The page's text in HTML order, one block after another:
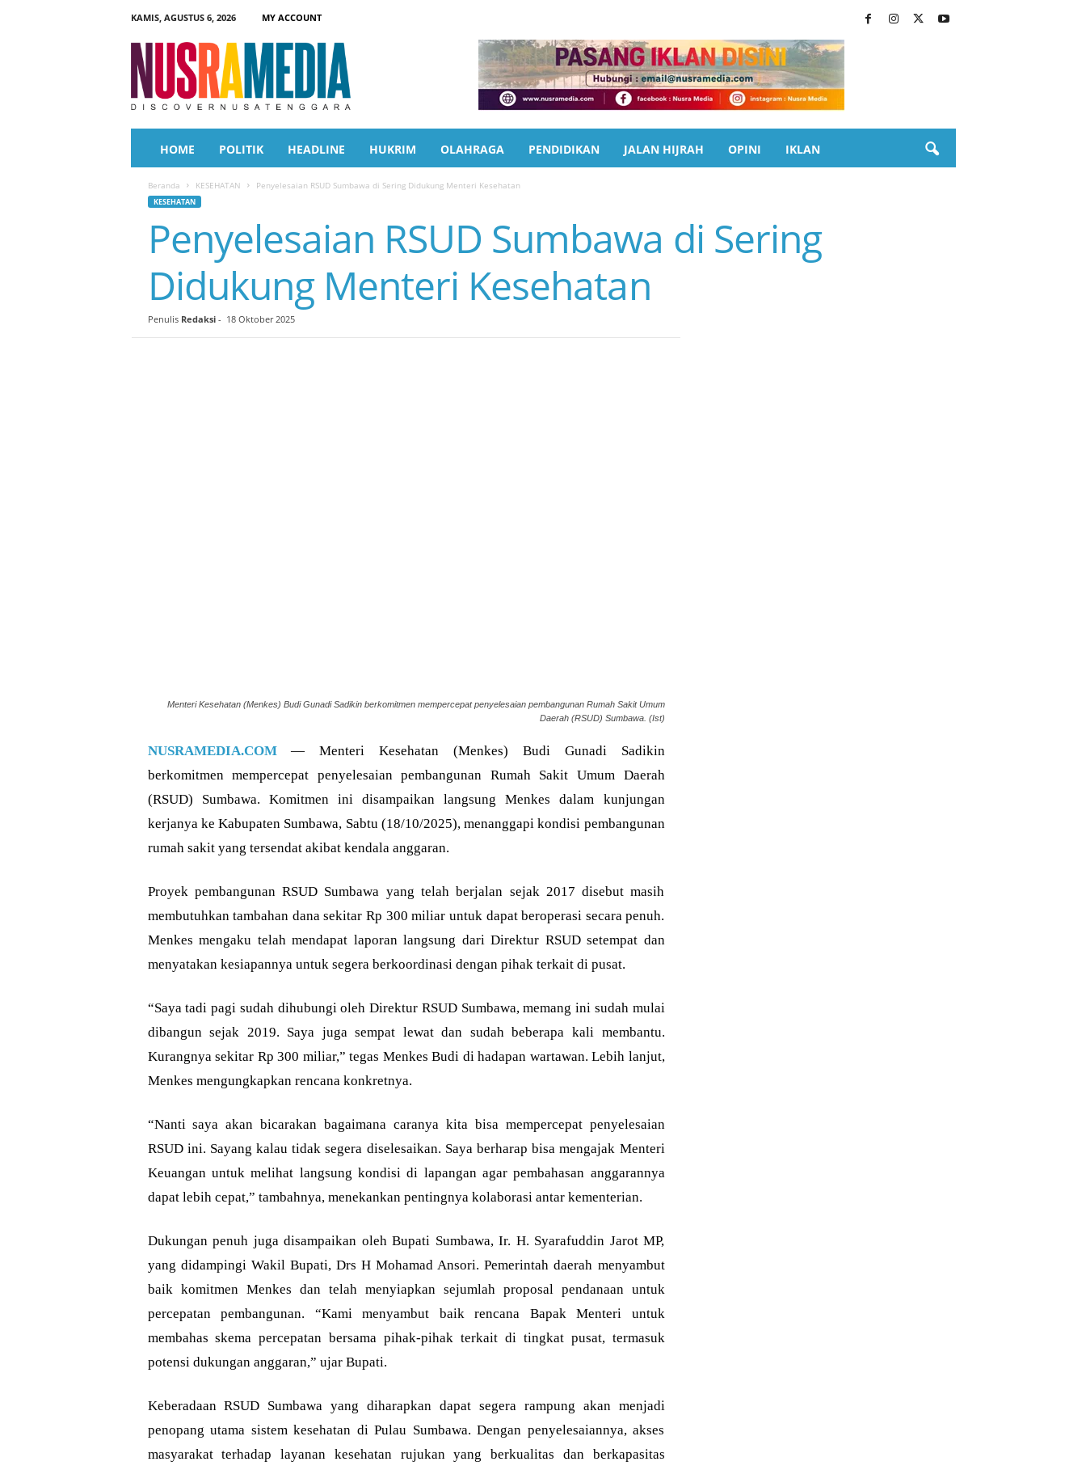
KAMIS, AGUSTUS 6, 2026
MY ACCOUNT
a
HOME POLITIK HEADLINE HUKRIM OLAHRAGA PENDIDIKAN JALAN HIJRAH OPINI IKLAN
Beranda KESEHATAN Penyelesaian RSUD Sumbawa di Sering Didukung Menteri Kesehatan
KESEHATAN
Penyelesaian RSUD Sumbawa di Sering
Didukung Menteri Kesehatan
Penulis Redaksi- 18 Oktober 2025
Menteri Kesehatan (Menkes) Budi Gunadi Sadikin berkomitmen mempercepat penyelesaian pembangunan Rumah Sakit Umum
Daerah (RSUD) Sumbawa. (Ist)
NUSRAMEDIA.COM— Menteri Kesehatan (Menkes) Budi Gunadi Sadikin
berkomitmen mempercepat penyelesaian pembangunan Rumah Sakit Umum Daerah
(RSUD) Sumbawa. Komitmen ini disampaikan langsung Menkes dalam kunjungan
kerjanya ke Kabupaten Sumbawa, Sabtu (18/10/2025), menanggapi kondisi pembangunan
rumah sakit yang tersendat akibat kendala anggaran.
Proyek pembangunan RSUD Sumbawa yang telah berjalan sejak 2017 disebut masih
membutuhkan tambahan dana sekitar Rp 300 miliar untuk dapat beroperasi secara penuh.
Menkes mengaku telah mendapat laporan langsung dari Direktur RSUD setempat dan
menyatakan kesiapannya untuk segera berkoordinasi dengan pihak terkait di pusat.
“Saya tadi pagi sudah dihubungi oleh Direktur RSUD Sumbawa, memang ini sudah mulai
dibangun sejak 2019. Saya juga sempat lewat dan sudah beberapa kali membantu.
Kurangnya sekitar Rp 300 miliar,” tegas Menkes Budi di hadapan wartawan. Lebih lanjut,
Menkes mengungkapkan rencana konkretnya.
“Nanti saya akan bicarakan bagaimana caranya kita bisa mempercepat penyelesaian
RSUD ini. Sayang kalau tidak segera diselesaikan. Saya berharap bisa mengajak Menteri
Keuangan untuk melihat langsung kondisi di lapangan agar pembahasan anggarannya
dapat lebih cepat,” tambahnya, menekankan pentingnya kolaborasi antar kementerian.
Dukungan penuh juga disampaikan oleh Bupati Sumbawa, Ir. H. Syarafuddin Jarot MP,
yang didampingi Wakil Bupati, Drs H Mohamad Ansori. Pemerintah daerah menyambut
baik komitmen Menkes dan telah menyiapkan sejumlah proposal pendanaan untuk
percepatan pembangunan. “Kami menyambut baik rencana Bapak Menteri untuk
membahas skema percepatan bersama pihak-pihak terkait di tingkat pusat, termasuk
potensi dukungan anggaran,” ujar Bupati.
Keberadaan RSUD Sumbawa yang diharapkan dapat segera rampung akan menjadi
penopang utama sistem kesehatan di Pulau Sumbawa. Dengan penyelesaiannya, akses
masyarakat terhadap layanan kesehatan rujukan yang berkualitas dan berkapasitas